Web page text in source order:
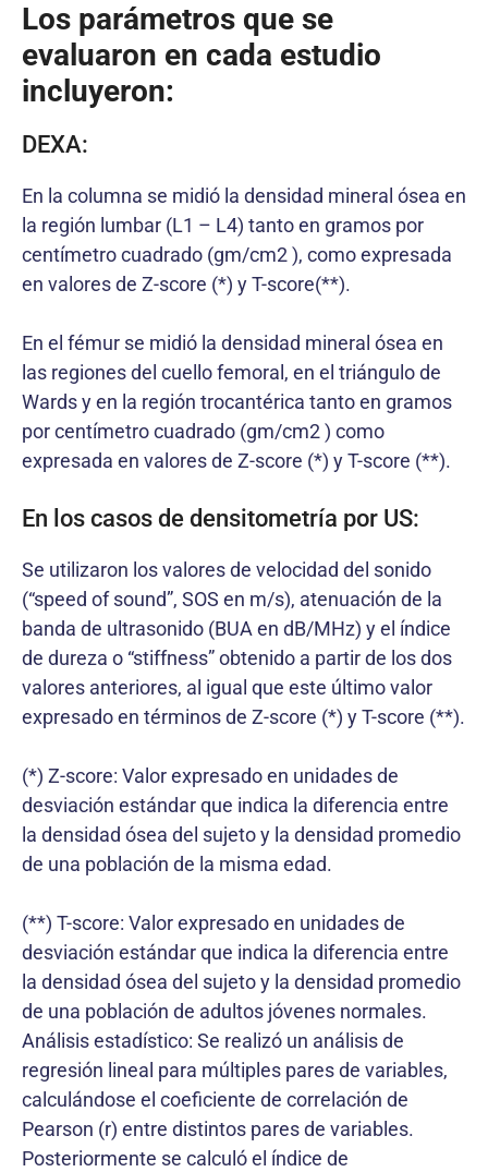
Los parámetros que se
evaluaron en cada estudio
incluyeron:
DEXA:
En la columna se midió la densidad mineral ósea en
la región lumbar (L1 – L4) tanto en gramos por
centímetro cuadrado (gm/cm2 ), como expresada
en valores de Z-score (*) y T-score(**).
En el fémur se midió la densidad mineral ósea en
las regiones del cuello femoral, en el triángulo de
Wards y en la región trocantérica tanto en gramos
por centímetro cuadrado (gm/cm2 ) como
expresada en valores de Z-score (*) y T-score (**).
En los casos de densitometría por US:
Se utilizaron los valores de velocidad del sonido
(“speed of sound”, SOS en m/s), atenuación de la
banda de ultrasonido (BUA en dB/MHz) y el índice
de dureza o “stiffness” obtenido a partir de los dos
valores anteriores, al igual que este último valor
expresado en términos de Z-score (*) y T-score (**).
(*) Z-score: Valor expresado en unidades de
desviación estándar que indica la diferencia entre
la densidad ósea del sujeto y la densidad promedio
de una población de la misma edad.
(**) T-score: Valor expresado en unidades de
desviación estándar que indica la diferencia entre
la densidad ósea del sujeto y la densidad promedio
de una población de adultos jóvenes normales.
Análisis estadístico: Se realizó un análisis de
regresión lineal para múltiples pares de variables,
calculándose el coeficiente de correlación de
Pearson (r) entre distintos pares de variables.
Posteriormente se calculó el índice de